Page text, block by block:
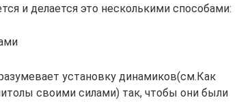
и делается это несколькими способами:
установку динамиков(см.Как
своими силами) так, чтобы они были